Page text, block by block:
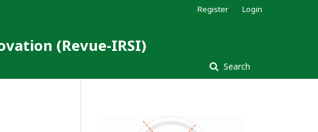
(Revue-IRSI)
Search
Register Login